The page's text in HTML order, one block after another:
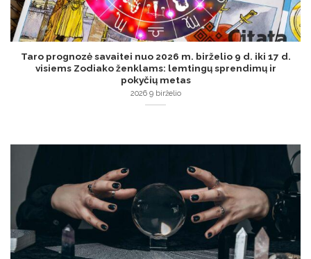
Taro prognozė savaitei nuo 2026 m. birželio 9 d. iki 17 d.
visiems Zodiako ženklams: lemtingų sprendimų ir
pokyčių metas
2026 9 birželio